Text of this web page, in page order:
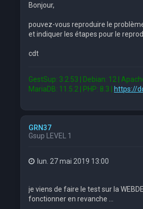
Bonjour,
pouvez-vous reproduire le
et indiquer les étapes pour le
cdt
GestSup: 3.2.53 | Debian: 12 |
MariaDB: 11.5.2 | PHP: 8.3 |
https://
GRN37
Gsup LEVEL 1
lun. 27 mai 2019 13:00
je viens de faire le test sur la
fonctionner en revanche ...